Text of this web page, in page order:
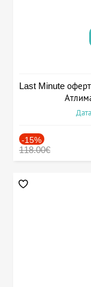
Last Minute
-15%
118.00€